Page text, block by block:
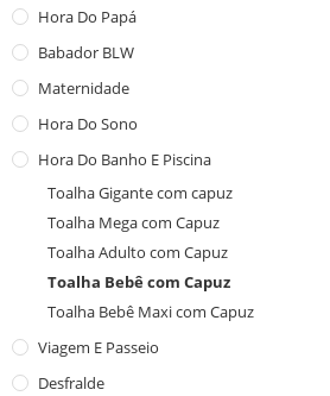
Hora Do Papá
Babador BLW
Maternidade
Hora Do Sono
Hora Do Banho E Piscina
Toalha Gigante com capuz
Toalha Mega com Capuz
Toalha Adulto com Capuz
Toalha Bebê com Capuz
Toalha Bebê Maxi com Capuz
Viagem E Passeio
Desfralde